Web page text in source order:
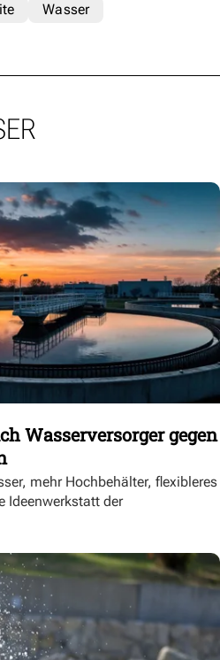
Wasser
Wasserversorger gegen
mehr Hochbehälter, flexibleres
Ideenwerkstatt der